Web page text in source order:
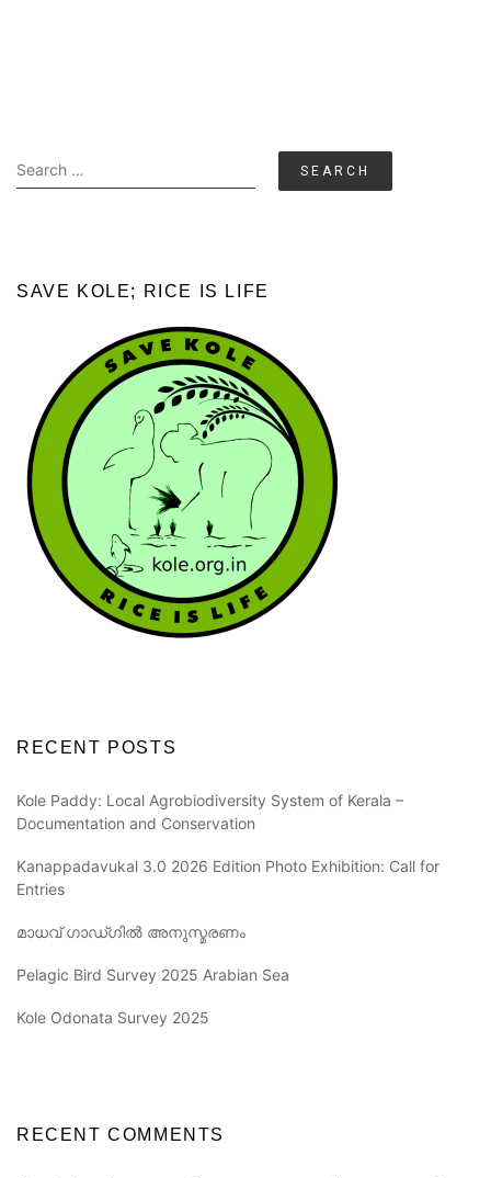
Search
for:
SAVE KOLE; RICE IS LIFE
RECENT POSTS
Kole Paddy: Local Agrobiodiversity System of Kerala –
Documentation and Conservation
Kanappadavukal 3.0 2026 Edition Photo Exhibition: Call for
Entries
മാധവ് ഗാഡ്ഗിൽ അനുസ്മരണം
Pelagic Bird Survey 2025 Arabian Sea
Kole Odonata Survey 2025
RECENT COMMENTS